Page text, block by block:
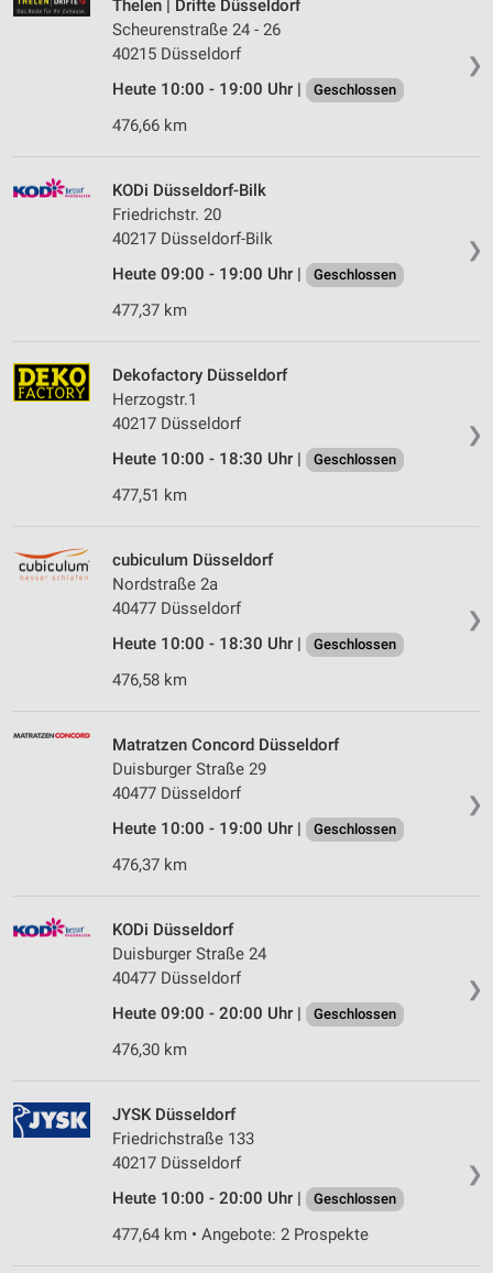
❯
Thelen | Drifte Düsseldorf
Scheurenstraße 24 - 26
40215 Düsseldorf
Heute 10:00 - 19:00 Uhr |
Geschlossen
476,66 km
❯
KODi Düsseldorf-Bilk
Friedrichstr. 20
40217 Düsseldorf-Bilk
Heute 09:00 - 19:00 Uhr |
Geschlossen
477,37 km
❯
Dekofactory Düsseldorf
Herzogstr.1
40217 Düsseldorf
Heute 10:00 - 18:30 Uhr |
Geschlossen
477,51 km
❯
cubiculum Düsseldorf
Nordstraße 2a
40477 Düsseldorf
Heute 10:00 - 18:30 Uhr |
Geschlossen
476,58 km
❯
Matratzen Concord Düsseldorf
Duisburger Straße 29
40477 Düsseldorf
Heute 10:00 - 19:00 Uhr |
Geschlossen
476,37 km
❯
KODi Düsseldorf
Duisburger Straße 24
40477 Düsseldorf
Heute 09:00 - 20:00 Uhr |
Geschlossen
476,30 km
❯
JYSK Düsseldorf
Friedrichstraße 133
40217 Düsseldorf
Heute 10:00 - 20:00 Uhr |
Geschlossen
477,64 km • Angebote: 2 Prospekte